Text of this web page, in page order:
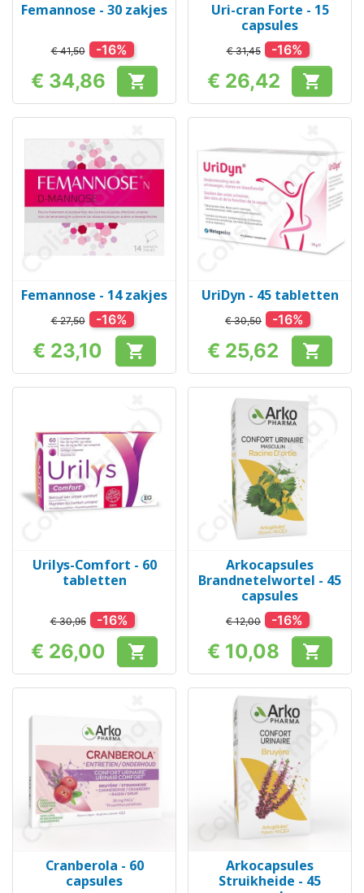
Femannose - 30 zakjes
€ 41,50 -16%
Prijs
€ 34,86 
Uri-cran Forte - 15
capsules
€ 31,45 -16%
Prijs
€ 26,42 
Femannose - 14 zakjes
€ 27,50 -16%
Prijs
€ 23,10 
UriDyn - 45 tabletten
€ 30,50 -16%
Prijs
€ 25,62 
Urilys-Comfort - 60
tabletten
€ 30,95 -16%
Prijs
€ 26,00 
Arkocapsules
Brandnetelwortel - 45
capsules
€ 12,00 -16%
Prijs
€ 10,08 
Cranberola - 60
capsules
Arkocapsules
Struikheide - 45